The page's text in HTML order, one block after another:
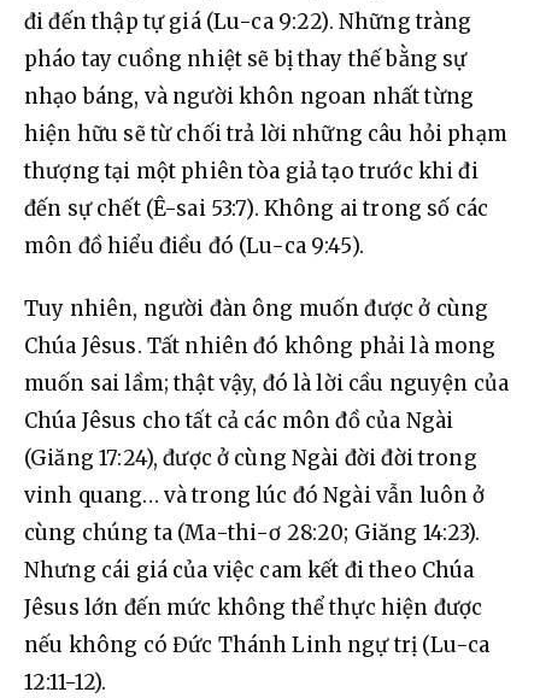
đi đến thập tự giá (Lu-ca 9:22). Những tràng
pháo tay cuồng nhiệt sẽ bị thay thế bằng sự
nhạo báng, và người khôn ngoan nhất từng
hiện hữu sẽ từ chối trả lời những câu hỏi phạm
thượng tại một phiên tòa giả tạo trước khi đi
đến sự chết (Ê-sai 53:7). Không ai trong số các
môn đồ hiểu điều đó (Lu-ca 9:45).
Tuy nhiên, người đàn ông muốn được ở cùng
Chúa Jêsus. Tất nhiên đó không phải là mong
muốn sai lầm; thật vậy, đó là lời cầu nguyện của
Chúa Jêsus cho tất cả các môn đồ của Ngài
(Giăng 17:24), được ở cùng Ngài đời đời trong
vinh quang… và trong lúc đó Ngài vẫn luôn ở
cùng chúng ta (Ma-thi-ơ 28:20; Giăng 14:23).
Nhưng cái giá của việc cam kết đi theo Chúa
Jêsus lớn đến mức không thể thực hiện được
nếu không có Đức Thánh Linh ngự trị (Lu-ca
12:11-12).